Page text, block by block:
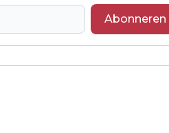
Abonneren